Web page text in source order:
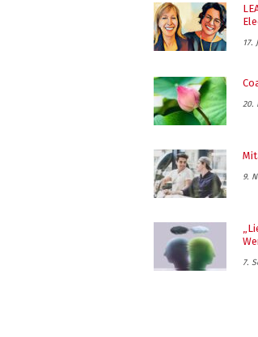
17.
20.
9.
7.